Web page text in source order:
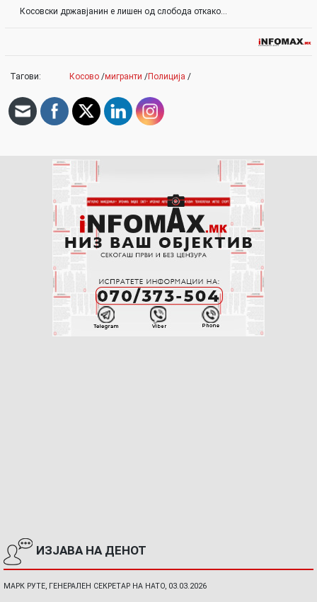
Косовски државјанин е лишен од слобода откако…
Тагови: Косово /мигранти /Полиција /
ИЗЈАВА НА ДЕНОТ
МАРК РУТЕ, ГЕНЕРАЛЕН СЕКРЕТАР НА НАТО, 03.03.2026